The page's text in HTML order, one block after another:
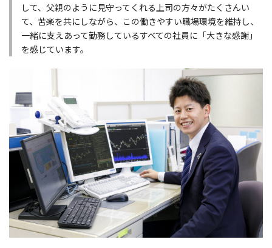
して、父親のように見守ってくれる上司の方々がたくさんい
て、苦楽を共にしながら、この働きやすい職場環境を維持し、
一緒に支えあって勤務しているすべての社員に「大きな感謝」
を感じています。